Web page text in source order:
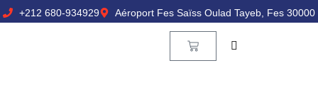
+212 680-934929 Aéroport Fes Saïss Oulad Tayeb, Fes 30000